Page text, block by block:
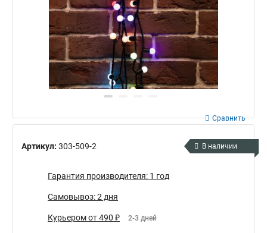
Артикул: 303-509-2
Сравнить
В наличии
Гарантия производителя: 1 год
Самовывоз: 2 дня
Курьером от 490 ₽ 2-3 дней